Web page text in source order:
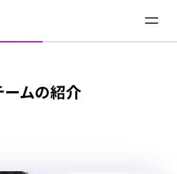
ムの紹介